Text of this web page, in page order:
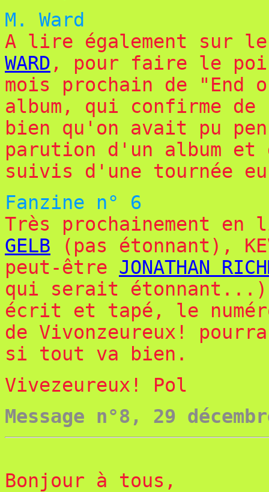
M. Ward
A lire également sur
WARD , pour faire le
mois prochain de "End
album, qui confirme
bien qu'on avait pu
parution d'un album
suivis d'une tournée
Fanzine n° 6
Très prochainement
GELB (pas étonnant),
peut-être JONATHAN
qui serait
écrit et tapé, le
de Vivonzeureux!
si tout va bien.
Vivezeureux! Pol
Message n°8, 29
Bonjour à tous,